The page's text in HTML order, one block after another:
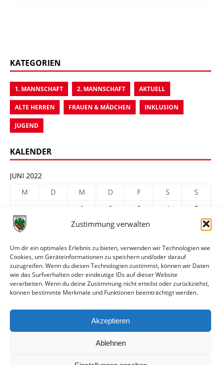
Zustimmung verwalten
Um dir ein optimales Erlebnis zu bieten, verwenden wir Technologien wie
Cookies, um Geräteinformationen zu speichern und/oder darauf
zuzugreifen. Wenn du diesen Technologien zustimmst, können wir Daten
wie das Surfverhalten oder eindeutige IDs auf dieser Website
verarbeiten. Wenn du deine Zustimmung nicht erteilst oder zurückziehst,
können bestimmte Merkmale und Funktionen beeinträchtigt werden.
Akzeptieren
Ablehnen
KATEGORIEN
1. MANNSCHAFT 2. MANNSCHAFT AKTUELL
ALTE HERREN FRAUEN & MÄDCHEN INKLUSION
JUGEND
KALENDER
JUNI 2022
M
D M D F S
S
1
2 3 4
5
6
8 9 10
20
21 22 23 24 25
27
28 29
30
« Mai
Juli »
ARCHIV